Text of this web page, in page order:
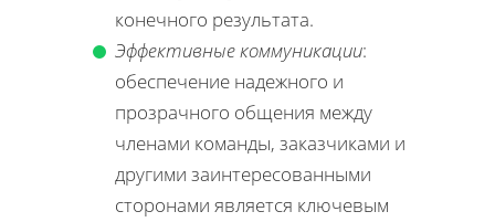
конечного результата.
Эффективные коммуникации:
обеспечение надежного и
прозрачного общения между
членами команды, заказчиками и
другими заинтересованными
сторонами является ключевым